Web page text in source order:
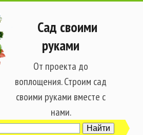
Сад своими
руками
От проекта до
воплощения. Строим сад
своими руками вместе с
нами.